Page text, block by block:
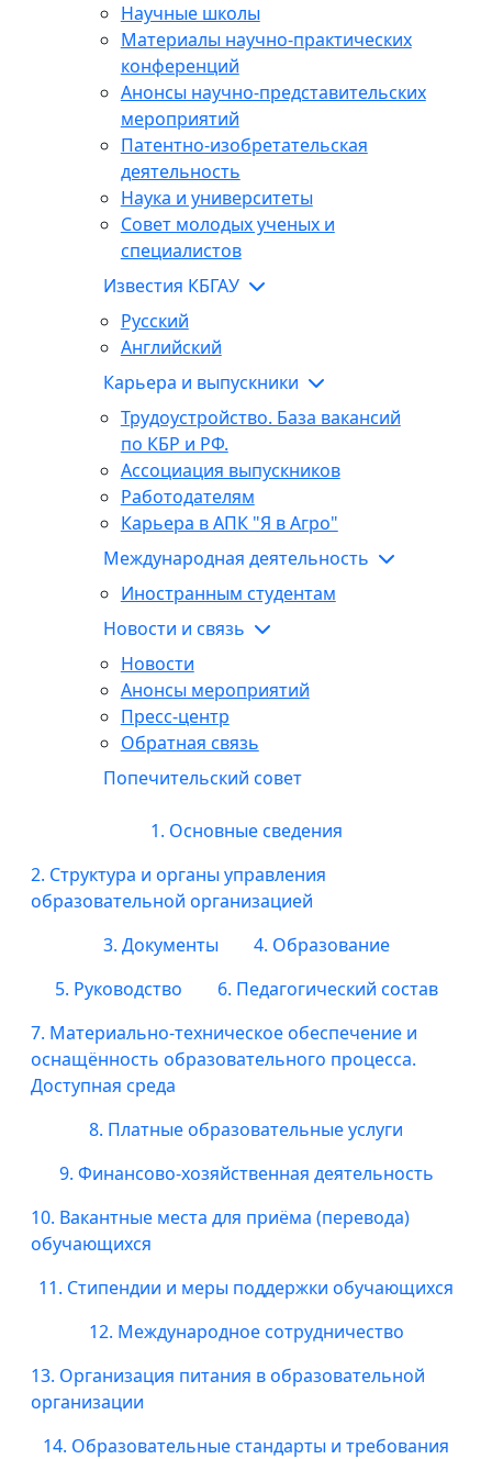
Научные школы
Материалы научно-практических
конференций
Анонсы научно-представительских
мероприятий
Патентно-изобретательская
деятельность
Наука и университеты
Совет молодых ученых и
специалистов
Известия КБГАУ
Русский
Английский
Карьера и выпускники
Трудоустройство. База вакансий
по КБР и РФ.
Ассоциация выпускников
Работодателям
Карьера в АПК "Я в Агро"
Международная деятельность
Иностранным студентам
Новости и связь
Новости
Анонсы мероприятий
Пресс-центр
Обратная связь
Попечительский совет
1. Основные сведения
2. Структура и органы управления
образовательной организацией
3. Документы
4. Образование
5. Руководство
6. Педагогический состав
7. Материально-техническое обеспечение и
оснащённость образовательного процесса.
Доступная среда
8. Платные образовательные услуги
9. Финансово-хозяйственная деятельность
10. Вакантные места для приёма (перевода)
обучающихся
11. Стипендии и меры поддержки обучающихся
12. Международное сотрудничество
13. Организация питания в образовательной
организации
14. Образовательные стандарты и требования